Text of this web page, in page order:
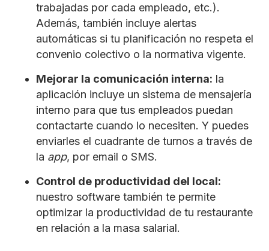
trabajadas por cada empleado, etc.).
Además, también incluye alertas
automáticas si tu planificación no respeta el
convenio colectivo o la normativa vigente.
Mejorar la comunicación interna: la
aplicación incluye un sistema de mensajería
interno para que tus empleados puedan
contactarte cuando lo necesiten. Y puedes
enviarles el cuadrante de turnos a través de
la app, por email o SMS.
Control de productividad del local:
nuestro software también te permite
optimizar la productividad de tu restaurante
en relación a la masa salarial.